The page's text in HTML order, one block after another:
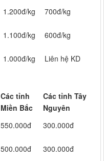
1.200đ/kg
700đ/kg
1.100đ/kg
600đ/kg
1.000đ/kg
Liên hệ KD
Các tỉnh
Miền Bắc
Các tỉnh Tây
Nguyên
550.000đ
300.000đ
500.000đ
300.000đ